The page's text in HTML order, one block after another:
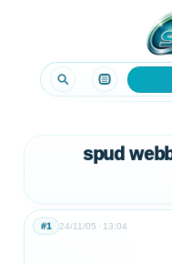
24/11/05 13:04
#1